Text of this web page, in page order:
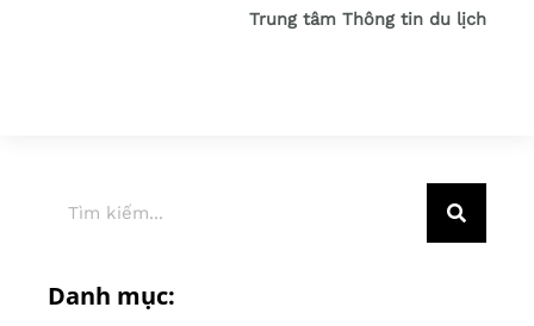
Trung tâm Thông tin du lịch
Danh mục: